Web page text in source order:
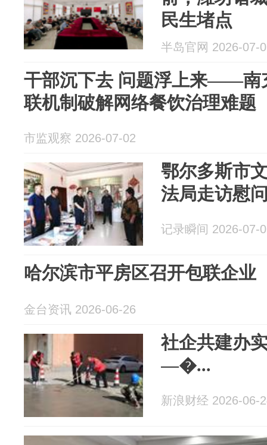
民生堵点
半岛官网 2026-07-
干部沉下去 问题浮上来——南
联机制破解网络餐饮治理难题
市监观察 2026-07-02
鄂尔多斯市
法局走访慰
记录瞬间 2026-07-
哈尔滨市平房区召开包联企业
金台资讯 2026-06-26
社企共建办
—�...
新浪财经 2026-06-